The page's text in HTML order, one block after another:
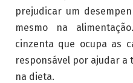
prejudicar um
mesmo na
cinzenta que ocupa as
responsável por ajudar a
na dieta.